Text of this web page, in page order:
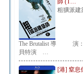
師 (T…
粗獷派建
The Brutalist 導 演：
貝特演 …
[港] 窒息